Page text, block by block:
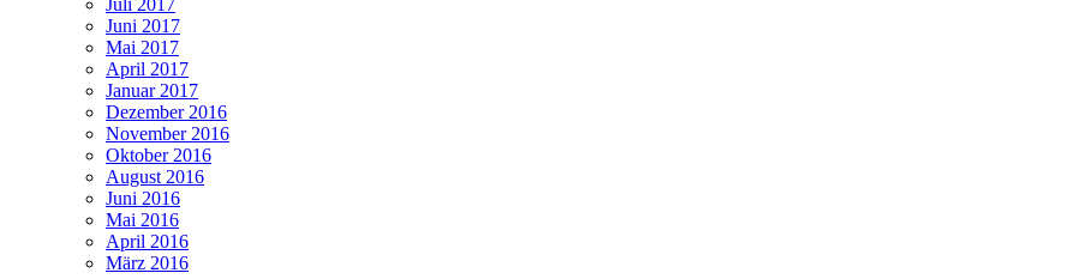
Juni 2017
Mai 2017
April 2017
Januar 2017
Dezember 2016
November 2016
Oktober 2016
August 2016
Juni 2016
Mai 2016
April 2016
März 2016